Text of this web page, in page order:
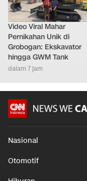
Video Viral Mahar
Pernikahan Unik di
Grobogan: Ekskavator
hingga GWM Tank
dalam 7 jam
Nasional
Otomotif